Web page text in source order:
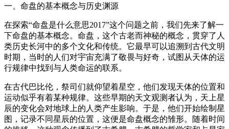
一、命盘的基本概念与历史渊源
在探索“命盘是什么意思2017”这个问题之前，我们先来了解一
下命盘的基本概念。命盘，这个古老而神秘的概念，贯穿了人
类历史长河中的多个文化和传统。它最早可以追溯到古代文明
时期，当时的人们对宇宙充满了敬畏与好奇，试图从天体的运
行规律中找到与人类命运的联系。
在古代巴比伦，祭司们就仰望着星空，他们发现天体的位置和
运动似乎有着某种规律。这些早期的天文观测者认为，天上星
辰的变化会对地球上的人类产生影响。于是，他们开始绘制星
图，记录不同星辰的位置，这便是命盘概念的雏形。随着时间